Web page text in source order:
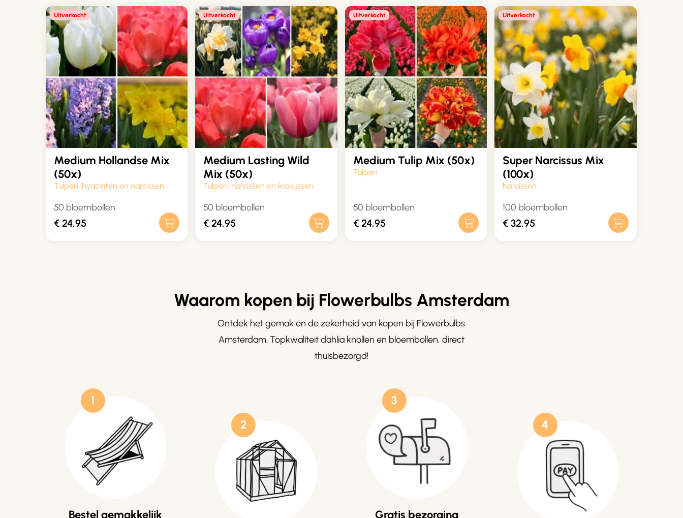
Standplaats Volle zon tot halfschaduw
Uitverkocht
Medium Hollandse Mix
(50x)
Tulpen, hyacinten en narcissen
50 bloembollen
€ 24,95
Uitverkocht
Medium Lasting Wild
Mix (50x)
Tulpen, narcissen en krokussen
50 bloembollen
€ 24,95
Uitverkocht
Medium Tulip Mix (50x)
Tulpen
50 bloembollen
€24,95
Uitverkocht
Super Narcissus Mix
(100x)
Narcissen
100 bloembollen
€ 32,95
Waarom kopen bij Flowerbulbs Amsterdam
Ontdek het gemak en de zekerheid van kopen bij Flowerbulbs
Amsterdam. Topkwaliteit dahlia knollen en bloembollen, direct
thuisbezorgd!
1
Bestel gemakkelijk
2
3
Gratis bezorging
4